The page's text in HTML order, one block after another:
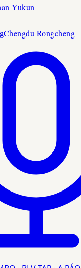
Yukun
Chengdu Rongcheng